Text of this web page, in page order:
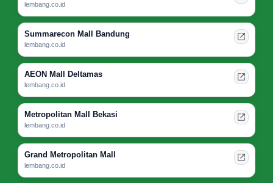
lembang.co.id
Summarecon Mall Bandung
lembang.co.id
AEON Mall Deltamas
lembang.co.id
Metropolitan Mall Bekasi
lembang.co.id
Grand Metropolitan Mall
lembang.co.id